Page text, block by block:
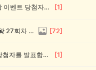
💰[당첨자 발표] 26회차 우리 동네 정보왕 이벤트 당첨자를 발표합니다! [1]
💸 전원 2,000캐시 지급! 우리 동네 정보왕 27회차 (~8/10) [72]
💰[당첨자 발표] 우리 동네 썰전 12회차 당첨자를 발표합니다! [1]